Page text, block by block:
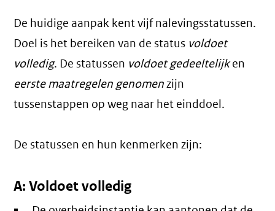
De huidige aanpak kent vijf nalevingsstatussen.
Doel is het bereiken van de status voldoet
volledig. De statussen voldoet gedeeltelijken
eerste maatregelen genomenzijn
tussenstappen op weg naar het einddoel.
De statussen en hun kenmerken zijn:
A: Voldoet volledig